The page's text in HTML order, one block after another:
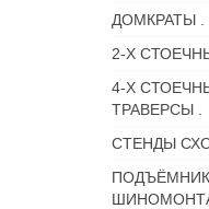
ДОМКРАТЫ .
2-Х
4-Х
ТРАВЕРСЫ .
СТЕНДЫ